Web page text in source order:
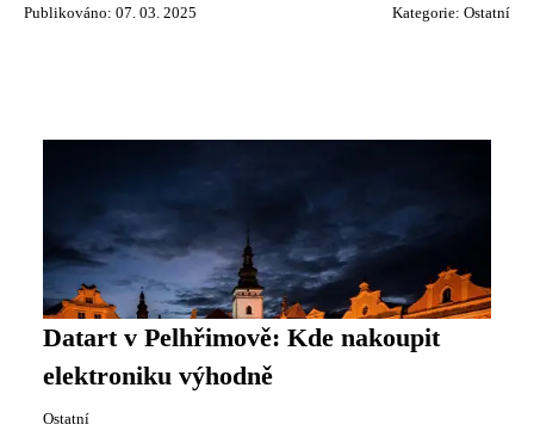
Publikováno: 07. 03. 2025 Kategorie: Ostatní
Datart v Pelhřimově: Kde nakoupit
elektroniku výhodně
Ostatní